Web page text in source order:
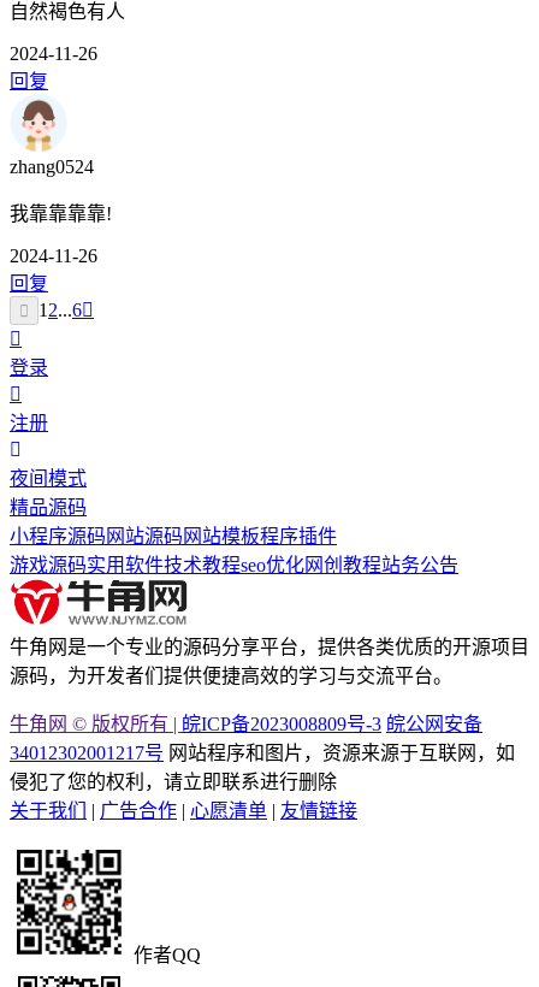
自然褐色有人
2024-11-26
回复
zhang0524
我靠靠靠靠!
2024-11-26
回复
12...6
登录
注册
夜间模式
精品源码
小程序源码 网站源码 网站模板程序插件
游戏源码实用软件技术教程seo优化网创教程站务公告
牛角网是一个专业的源码分享平台，提供各类优质的开源项目
源码，为开发者们提供便捷高效的学习与交流平台。
牛角网 © 版权所有 | 皖ICP备2023008809号-3 皖公网安备
34012302001217号 网站程序和图片，资源来源于互联网，如
侵犯了您的权利，请立即联系进行删除
关于我们
| 广告合作 | 心愿清单 | 友情链接
作者QQ